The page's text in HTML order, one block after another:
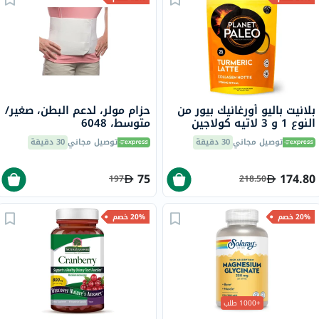
بلانيت باليو أورغانيك بيور من
النوع 1 و 3 لاتيه كولاجين
كركم 260 جرام توصيل مجاني30 دقيقة
174.80
218.50
حزام مولر، لدعم البطن، صغير/
متوسط، 6048
توصيل مجاني30 دقيقة
75
197
20% خصم
+1000 طلب
20% خصم